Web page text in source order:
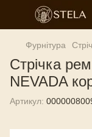
Фурнітура
Стрічка
NEVADA
Артикул: